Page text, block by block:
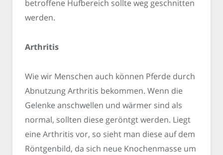
betroffene Hufbereich sollte weg geschnitten
werden.
Arthritis
Wie wir Menschen auch können Pferde durch
Abnutzung Arthritis bekommen. Wenn die
Gelenke anschwellen und wärmer sind als
normal, sollten diese geröntgt werden. Liegt
eine Arthritis vor, so sieht man diese auf dem
Röntgenbild, da sich neue Knochenmasse um